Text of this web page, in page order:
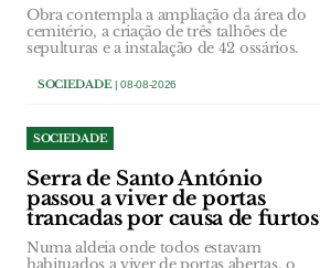
Obra contempla a ampliação da área do
cemitério, a criação de três talhões de
sepulturas e a instalação de 42 ossários.
SOCIEDADE| 08-08-2026
SOCIEDADE
Serra de Santo António
passou a viver de portas
trancadas por causa de furtos
Numa aldeia onde todos estavam